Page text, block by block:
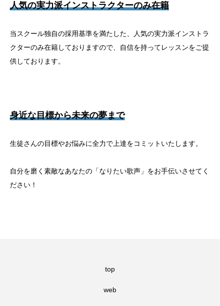
人気の実力派インストラクターのみ在籍
当スクール独自の採用基準を満たした、人気の実力派インストラ
クターのみ在籍しておりますので、自信を持ってレッスンをご提
供しております。
身近な目標から未来の夢まで
生徒さんの目標やお悩みに全力で上達をコミットいたします。
自分を磨く素敵なあなたの「なりたい歌声」をお手伝いさせてく
ださい！
top
web